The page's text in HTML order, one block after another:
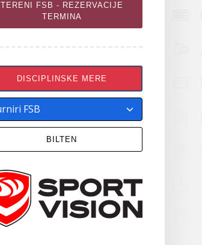
TERENI FSB - REZERVACIJE
TERMINA
DISCIPLINSKE MERE
BILTEN